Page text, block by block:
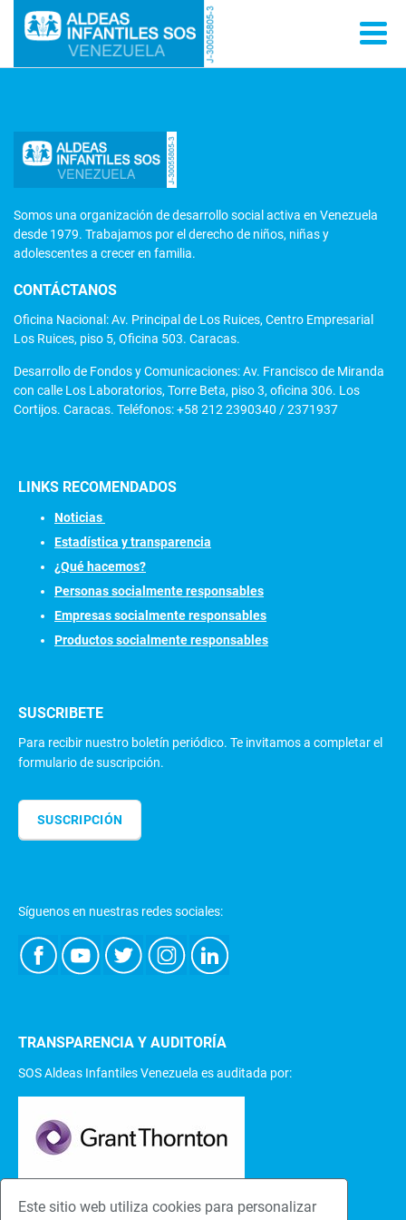
Este sitio web utiliza cookies para personalizar
Somos una organización de desarrollo social activa en Venezuela
desde 1979. Trabajamos por el derecho de niños, niñas y
adolescentes a crecer en familia.
CONTÁCTANOS
Oficina Nacional: Av. Principal de Los Ruices, Centro Empresarial
Los Ruices, piso 5, Oficina 503. Caracas.
Desarrollo de Fondos y Comunicaciones: Av. Francisco de Miranda
con calle Los Laboratorios, Torre Beta, piso 3, oficina 306. Los
Cortijos. Caracas. Teléfonos: +58 212 2390340 / 2371937
LINKS RECOMENDADOS
Noticias
Estadística y transparencia
¿Qué hacemos?
Personas socialmente responsables
Empresas socialmente responsables
Productos socialmente responsables
SUSCRIBETE
Para recibir nuestro boletín periódico. Te invitamos a completar el
formulario de suscripción.
SUSCRIPCIÓN
Síguenos en nuestras redes sociales:
TRANSPARENCIA Y AUDITORÍA
SOS Aldeas Infantiles Venezuela es auditada por: